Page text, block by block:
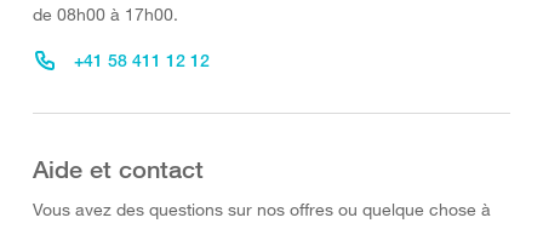
de 08h00 à 17h00.
+41 58 411 12 12
Aide et contact
Vous avez des questions sur nos offres ou quelque chose à